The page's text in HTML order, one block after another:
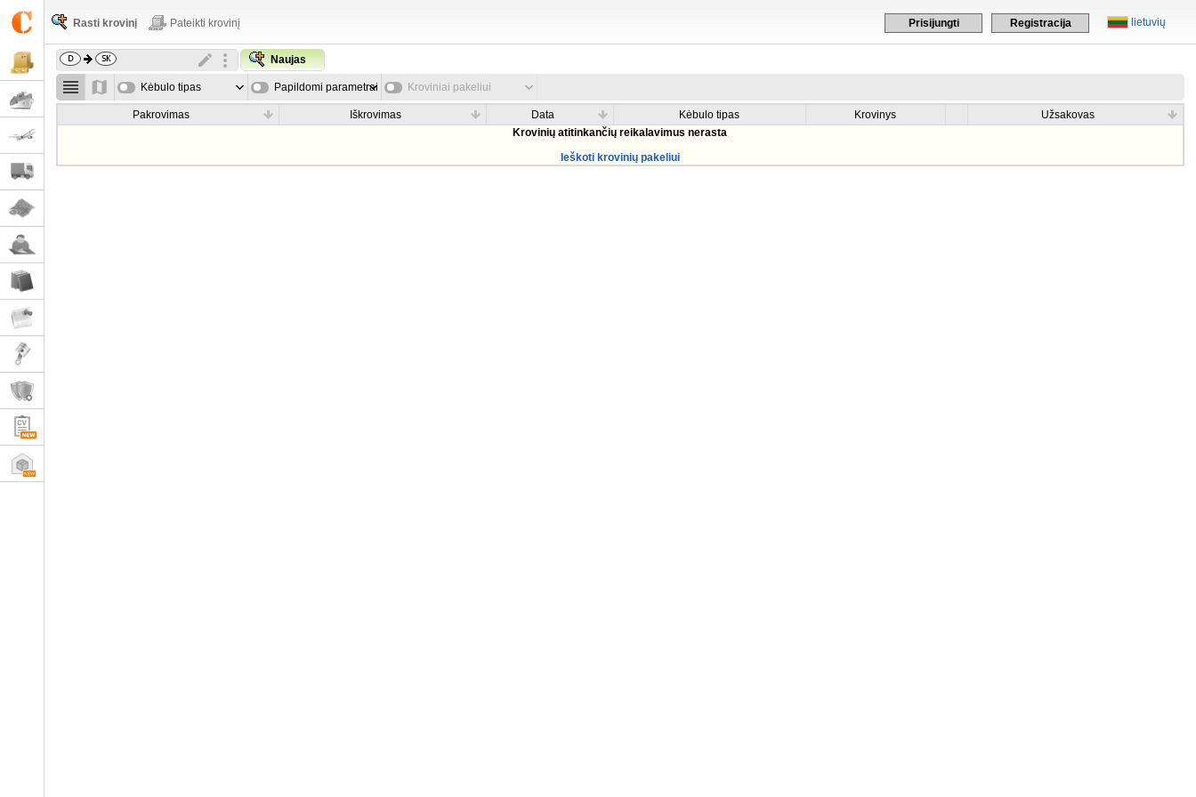
lietuvių
Prisijungti Registracija
Rasti krovinį Pateikti krovinį
Naujas
Kėbulo tipas Papildomi parametrai Kroviniai pakeliui
Pakrovimas Iškrovimas Data Kėbulo tipas Krovinys
Užsakovas
Krovinių atitinkančių reikalavimus nerasta
Ieškoti krovinių pakeliui